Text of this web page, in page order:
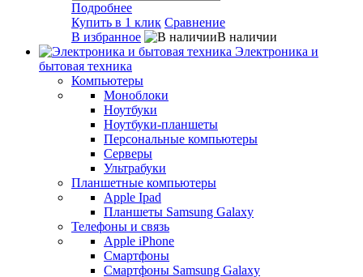
Подробнее
Купить в 1 клик Сравнение
В избранное
В наличии
Электроника и
бытовая техника
Компьютеры
Моноблоки
Ноутбуки
Ноутбуки-планшеты
Персональные компьютеры
Серверы
Ультрабуки
Планшетные компьютеры
Apple Ipad
Планшеты Samsung Galaxy
Телефоны и связь
Apple iPhone
Смартфоны
Смартфоны Samsung Galaxy